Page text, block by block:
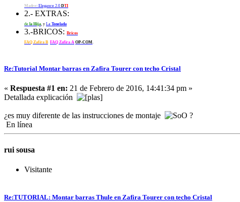
Madre: Elegance 2.0 DTI
2.- EXTRAS:
de la Hija, y La Tonelada
3.-BRICOS: Bricos
FAQ Zafira B FAQ Zafira A OP-COM.
Re:Tutorial Montar barras en Zafira Tourer con techo Cristal
« Respuesta #1 en: 21 de Febrero de 2016, 14:41:34 pm »
Detallada explicación
¿es muy diferente de las instrucciones de montaje
?
En línea
rui sousa
Visitante
Re:TUTORIAL: Montar barras Thule en Zafira Tourer con techo Cristal